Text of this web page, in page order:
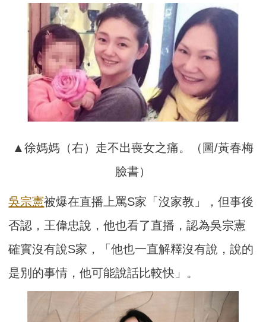
▲徐媽媽（右）走不出喪女之痛。（圖/黃春梅
臉書）
吳宗憲被爆在直播上罵S家「沒家教」，但事後
否認，王偉忠說，他也看了直播，認為吳宗憲
確實沒有說S家，「他也一直解釋沒有說，說的
是別的事情，他可能說話比較快」。